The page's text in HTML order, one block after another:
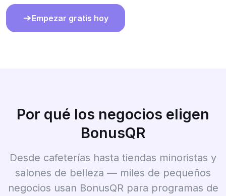
Empezar gratis hoy
Por qué los negocios eligen
BonusQR
Desde cafeterías hasta tiendas minoristas y
salones de belleza — miles de pequeños
negocios usan BonusQR para programas de